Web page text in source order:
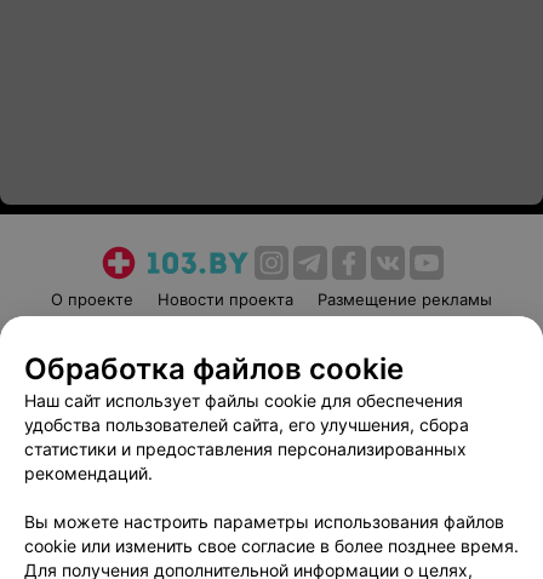
О проекте Новости проекта
Размещение рекламы
Пользовательское соглашение
Способы оплаты
Вакансии
Партнеры
Написать руководителю 103.by
Обработка персональных данных
Обработка файлов cookie
Наш сайт использует файлы cookie для обеспечения
удобства пользователей сайта, его улучшения, сбора
статистики и предоставления персонализированных
рекомендаций.
Вы можете настроить параметры использования файлов
cookie или изменить свое согласие в более позднее время.
Для получения дополнительной информации о целях,